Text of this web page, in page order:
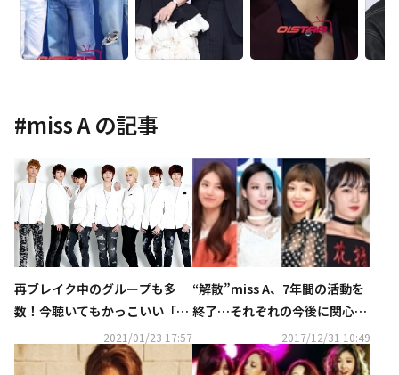
#miss A の記事
再ブレイク中のグループも多
数！今聴いてもかっこいい「第
2世代＆2.5世代アイドル」とは
2021/01/23 17:57
“解散”miss A、7年間の活動を
終了…それぞれの今後に関心集
2017/12/31 10:49